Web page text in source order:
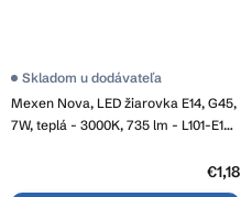
Mexen Nova, LED žiarovka E14, G45,
7W, teplá - 3000K, 735 lm - L101-E14-
Skladom u dodávateľa
€1,18